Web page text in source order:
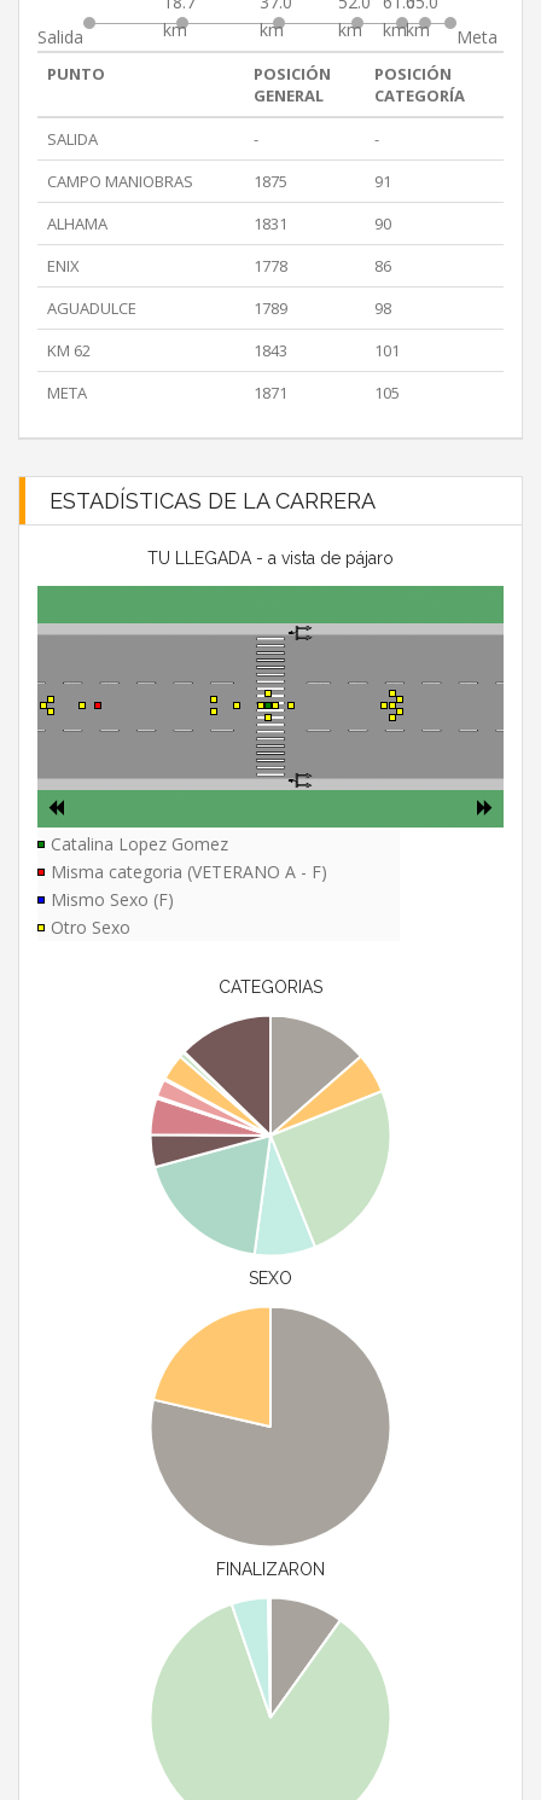
Salida
km
km
km
kmkm
Meta
PUNTO
POSICIÓN
GENERAL
POSICIÓN
CATEGORÍA
SALIDA
-
-
CAMPO MANIOBRAS
1875
91
ALHAMA
1831
90
ENIX
1778
86
AGUADULCE
1789
98
KM 62
1843
101
META
1871 105
ESTADÍSTICAS DE LA CARRERA
TU LLEGADA - a vista de pájaro
Catalina Lopez Gomez
Misma categoria (VETERANO A - F)
Mismo Sexo (F)
Otro Sexo
CATEGORIAS
SEXO
FINALIZARON